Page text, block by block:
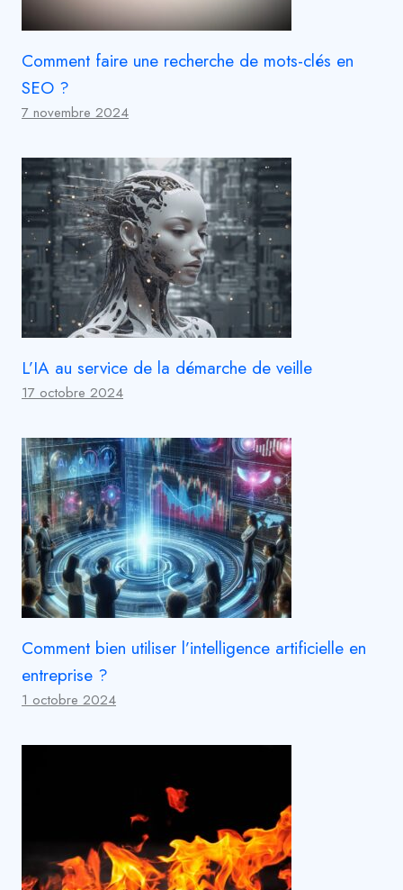
Comment faire une recherche de mots-clés en
SEO ?
7 novembre 2024
L’IA au service de la démarche de veille
17 octobre 2024
Comment bien utiliser l’intelligence artificielle en
entreprise ?
1 octobre 2024